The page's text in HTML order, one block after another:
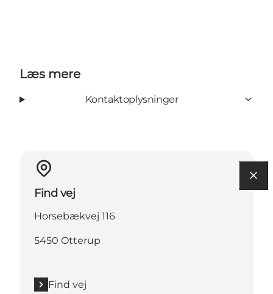
Læs mere
Kontaktoplysninger
Find vej
Horsebækvej 116
5450 Otterup
Find vej